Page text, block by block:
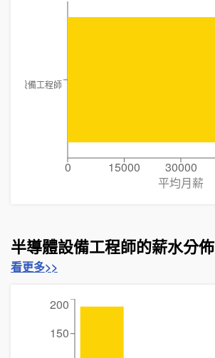
0 15000 30000
平均月薪
導體設備工程師
半導體設備工程師的薪水分佈
看更多>>
150
200